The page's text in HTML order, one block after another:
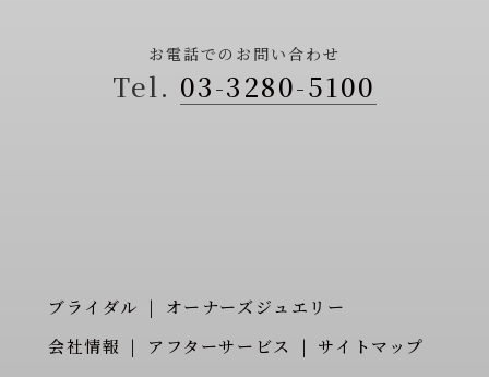
お電話でのお問い合わせ
03-3280-5100
ブライダル
オーナーズジュエリー
会社情報
アフターサービス
サイトマップ